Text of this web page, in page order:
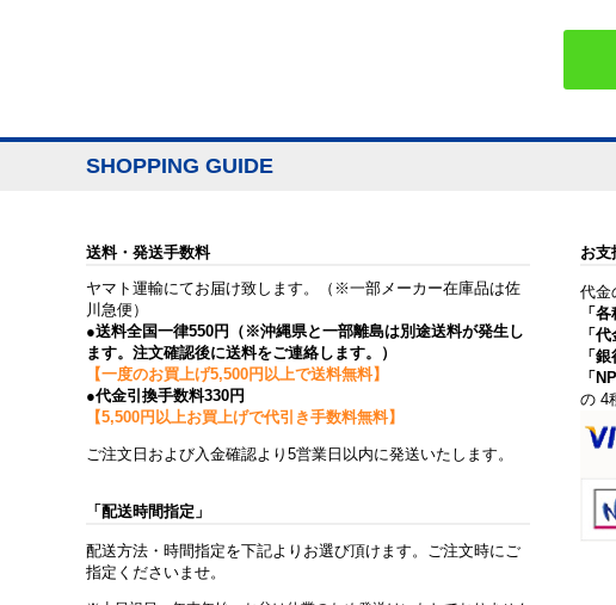
SHOPPING GUIDE
送料・発送手数料
ヤマト運輸にてお届け致します。（※一部メーカー在庫品は佐
川急便）
●送料全国一律550円（※沖縄県と一部離島は別途送料が発生し
ます。注文確認後に送料をご連絡します。）
【一度のお買上げ5,500円以上で送料無料】
●代金引換手数料330円
【5,500円以上お買上げで代引き手数料無料】
ご注文日および入金確認より5営業日以内に発送いたします。
「配送時間指定」
配送方法・時間指定を下記よりお選び頂けます。ご注文時にご
指定くださいませ。
お支
代金
「
「
「
「
の 4